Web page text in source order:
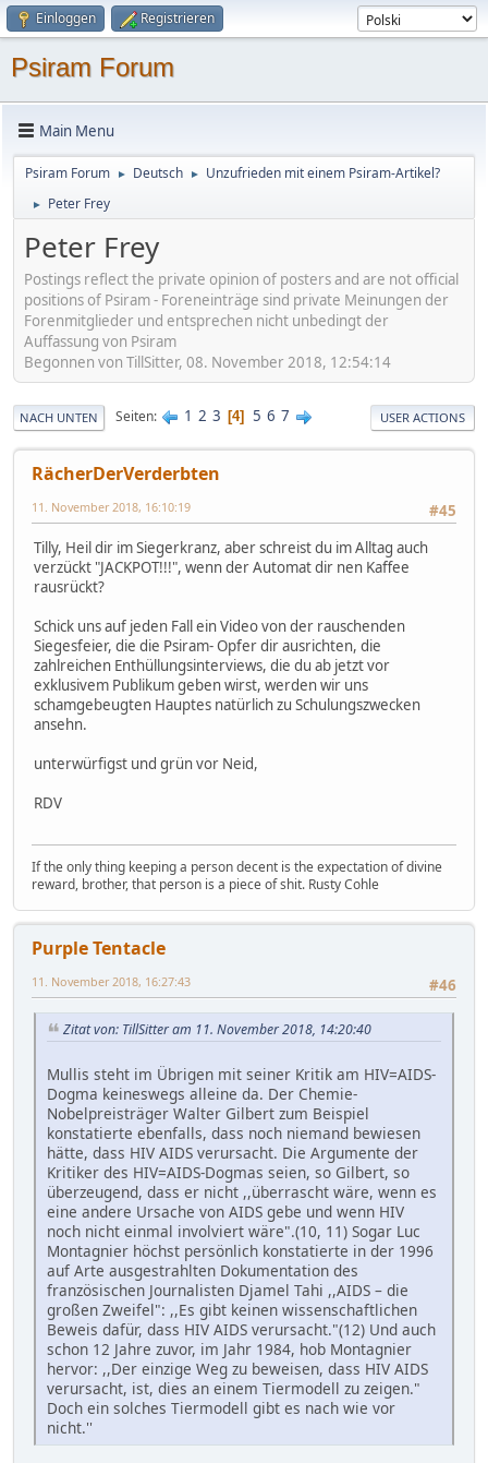
Einloggen Registrieren
Psiram Forum
Main Menu
Psiram Forum ► Deutsch ► Unzufrieden mit einem Psiram-Artikel?
► Peter Frey
Peter Frey
Postings reflect the private opinion of posters and are not official
positions of Psiram - Foreneinträge sind private Meinungen der
Forenmitglieder und entsprechen nicht unbedingt der
Auffassung von Psiram
Begonnen von TillSitter, 08. November 2018, 12:54:14
NACH UNTEN Seiten 1 2 3 4 5 6 7 USER ACTIONS
RächerDerVerderbten
#45
11. November 2018, 16:10:19
Tilly, Heil dir im Siegerkranz, aber schreist du im Alltag auch
verzückt "JACKPOT!!!", wenn der Automat dir nen Kaffee
rausrückt?
Schick uns auf jeden Fall ein Video von der rauschenden
Siegesfeier, die die Psiram- Opfer dir ausrichten, die
zahlreichen Enthüllungsinterviews, die du ab jetzt vor
exklusivem Publikum geben wirst, werden wir uns
schamgebeugten Hauptes natürlich zu Schulungszwecken
ansehn.
unterwürfigst und grün vor Neid,
RDV
If the only thing keeping a person decent is the expectation of divine
reward, brother, that person is a piece of shit. Rusty Cohle
Purple Tentacle
#46
11. November 2018, 16:27:43
Zitat von: TillSitter am 11. November 2018, 14:20:40
Mullis steht im Übrigen mit seiner Kritik am HIV=AIDS-
Dogma keineswegs alleine da. Der Chemie-
Nobelpreisträger Walter Gilbert zum Beispiel
konstatierte ebenfalls, dass noch niemand bewiesen
hätte, dass HIV AIDS verursacht. Die Argumente der
Kritiker des HIV=AIDS-Dogmas seien, so Gilbert, so
überzeugend, dass er nicht ,,überrascht wäre, wenn es
eine andere Ursache von AIDS gebe und wenn HIV
noch nicht einmal involviert wäre".(10, 11) Sogar Luc
Montagnier höchst persönlich konstatierte in der 1996
auf Arte ausgestrahlten Dokumentation des
französischen Journalisten Djamel Tahi ,,AIDS – die
großen Zweifel": ,,Es gibt keinen wissenschaftlichen
Beweis dafür, dass HIV AIDS verursacht."(12) Und auch
schon 12 Jahre zuvor, im Jahr 1984, hob Montagnier
hervor: ,,Der einzige Weg zu beweisen, dass HIV AIDS
verursacht, ist, dies an einem Tiermodell zu zeigen."
Doch ein solches Tiermodell gibt es nach wie vor
nicht.''